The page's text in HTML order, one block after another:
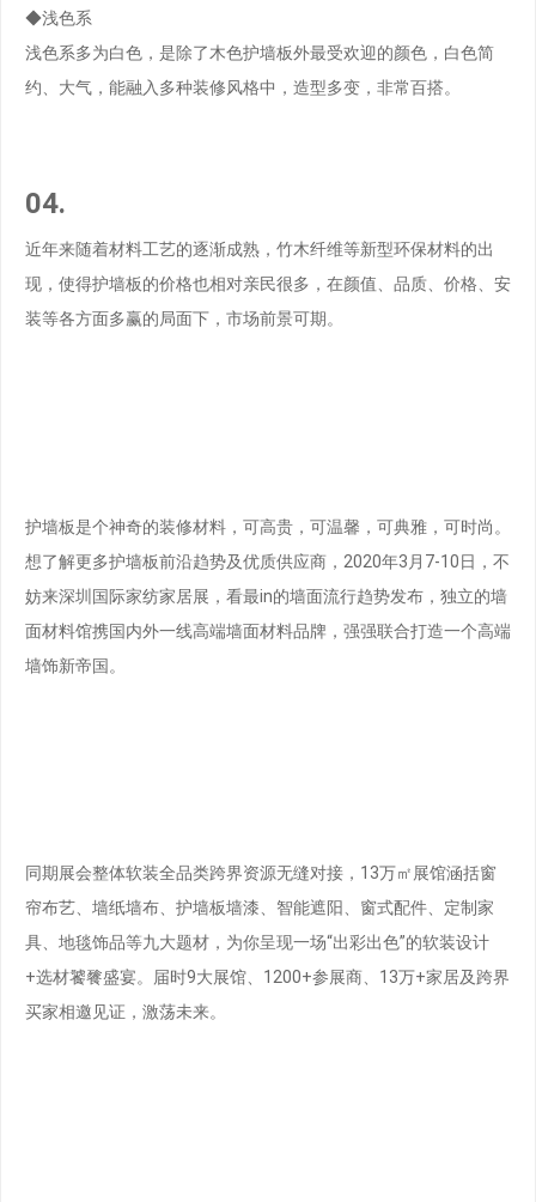
◆浅色系
浅色系多为白色，是除了木色护墙板外最受欢迎的颜色，白色简
约、大气，能融入多种装修风格中，造型多变，非常百搭。
04.
近年来随着材料工艺的逐渐成熟，竹木纤维等新型环保材料的出
现，使得护墙板的价格也相对亲民很多，在颜值、品质、价格、安
装等各方面多赢的局面下，市场前景可期。
护墙板是个神奇的装修材料，可高贵，可温馨，可典雅，可时尚。
想了解更多护墙板前沿趋势及优质供应商，2020年3月7-10日，不
妨来深圳国际家纺家居展，看最in的墙面流行趋势发布，独立的墙
面材料馆携国内外一线高端墙面材料品牌，强强联合打造一个高端
墙饰新帝国。
同期展会整体软装全品类跨界资源无缝对接，13万㎡展馆涵括窗
帘布艺、墙纸墙布、护墙板墙漆、智能遮阳、窗式配件、定制家
具、地毯饰品等九大题材，为你呈现一场“出彩出色”的软装设计
+选材饕餮盛宴。届时9大展馆、1200+参展商、13万+家居及跨界
买家相邀见证，激荡未来。